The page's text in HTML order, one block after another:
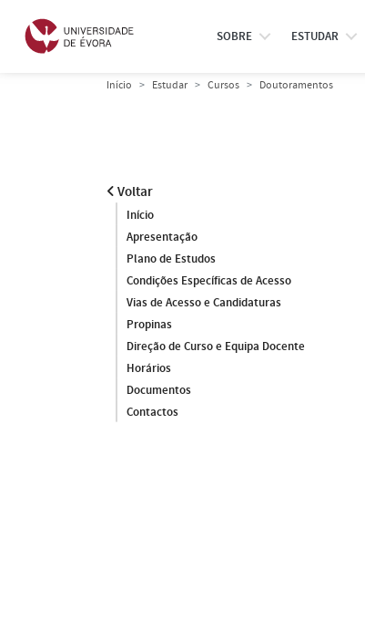
SOBRE ESTUDAR
Início Estudar Cursos Doutoramentos
Voltar
Início
Apresentação
Plano de Estudos
Condições Específicas de Acesso
Vias de Acesso e Candidaturas
Propinas
Direção de Curso e Equipa Docente
Horários
Documentos
Contactos